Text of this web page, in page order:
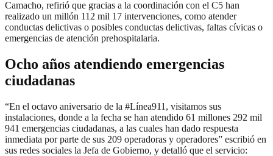
Camacho, refirió que gracias a la coordinación con el C5 han
realizado un millón 112 mil 17 intervenciones, como atender
conductas delictivas o posibles conductas delictivas, faltas cívicas o
emergencias de atención prehospitalaria.
Ocho años atendiendo emergencias
ciudadanas
“En el octavo aniversario de la #Línea911, visitamos sus
instalaciones, donde a la fecha se han atendido 61 millones 292 mil
941 emergencias ciudadanas, a las cuales han dado respuesta
inmediata por parte de sus 209 operadoras y operadores” escribió en
sus redes sociales la Jefa de Gobierno, y detalló que el servicio: